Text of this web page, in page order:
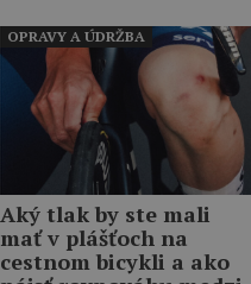
Aký tlak by ste mali
mať v plášťoch na
cestnom bicykli a ako
OPRAVY A ÚDRŽBA